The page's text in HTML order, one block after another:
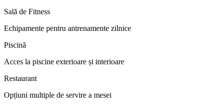
Sală de Fitness
Echipamente pentru antrenamente zilnice
Piscină
Acces la piscine exterioare și interioare
Restaurant
Opțiuni multiple de servire a mesei